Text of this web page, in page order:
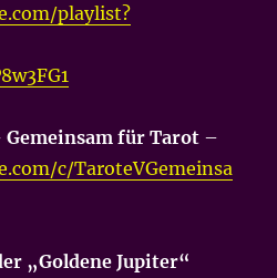
playlist?
Gemeinsam für Tarot –
c/TaroteVGemeinsa
„Goldene Jupiter“